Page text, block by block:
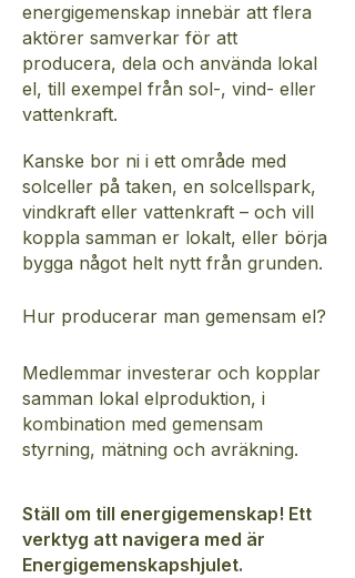
energigemenskap innebär att flera
aktörer samverkar för att
producera, dela och använda lokal
el, till exempel från sol-, vind- eller
vattenkraft.
Kanske bor ni i ett område med
solceller på taken, en solcellspark,
vindkraft eller vattenkraft – och vill
koppla samman er lokalt, eller börja
bygga något helt nytt från grunden.
Hur producerar man gemensam el?
Medlemmar investerar och kopplar
samman lokal elproduktion, i
kombination med gemensam
styrning, mätning och avräkning.
Ställ om till energigemenskap! Ett
verktyg att navigera med är
Energigemenskapshjulet.